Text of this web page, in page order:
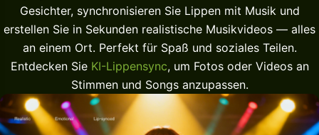
Gesichter, synchronisieren Sie Lippen mit Musik und
erstellen Sie in Sekunden realistische Musikvideos — alles
an einem Ort. Perfekt für Spaß und soziales Teilen.
Entdecken Sie KI-Lippensync, um Fotos oder Videos an
Stimmen und Songs anzupassen.